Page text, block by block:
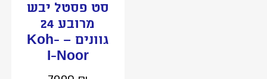
סט פסטל יבש
מרובע 24
גוונים – Koh-
I-Noor